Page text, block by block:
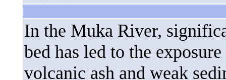
In the Muka River,
bed has led to the
volcanic ash and weak